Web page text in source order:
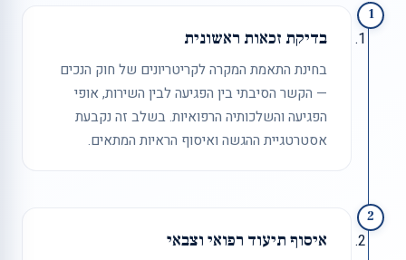
1
בדיקת זכאות ראשונית
בחינת התאמת המקרה לקריטריונים של חוק הנכים
— הקשר הסיבתי בין הפגיעה לבין השירות, אופי
הפגיעה והשלכותיה הרפואיות. בשלב זה נקבעת
אסטרטגיית ההגשה ואיסוף הראיות המתאים.
2
איסוף תיעוד רפואי וצבאי